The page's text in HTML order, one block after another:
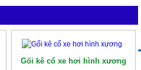
Gối kê cổ xe hơi hình xương